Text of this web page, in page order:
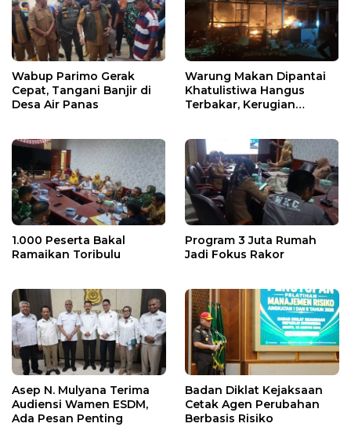
Wabup Parimo Gerak
Cepat, Tangani Banjir di
Desa Air Panas
Warung Makan Dipantai
Khatulistiwa Hangus
Terbakar, Kerugian
1.000 Peserta Bakal
Ramaikan Toribulu
Program 3 Juta Rumah
Jadi Fokus Rakor
Asep N. Mulyana Terima
Audiensi Wamen ESDM,
Ada Pesan Penting
Badan Diklat Kejaksaan
Cetak Agen Perubahan
Berbasis Risiko